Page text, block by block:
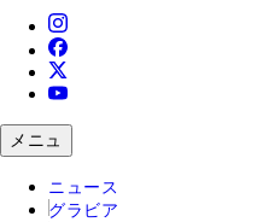
メニュ
ニュース
グラビア